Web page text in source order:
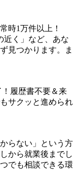
時1万件以上！
近く」など、あな
見つかります。ま
！履歴書不要＆来
サクッと進められ
らない」という方
から就業後までし
でも相談できる環